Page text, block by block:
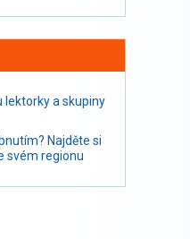
lektorky a skupiny
Najděte si
svém regionu